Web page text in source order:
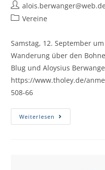
alois.berwanger@web.de
Vereine
Samstag, 12. September
Wanderung über den
Blug und Aloysius
https://www.tholey.de/
508-66
Weiterlesen